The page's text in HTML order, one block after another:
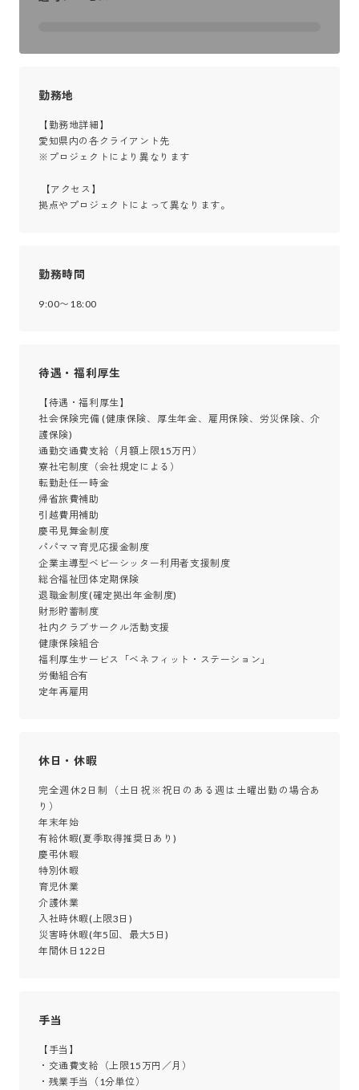
勤務地
【勤務地詳細】
愛知県内の各クライアント先
※プロジェクトにより異なります
拠点やプロジェクトによって異なります。
勤務時間
9:00〜18:00
待遇・福利厚生
【待遇・福利厚生】
社会保険完備 (健康保険、厚生年金、雇用保険、労災保険、介
護保険)
通勤交通費支給（月額上限15万円）
寮社宅制度（会社規定による）
転勤赴任一時金
帰省旅費補助
引越費用補助
慶弔見舞金制度
パパママ育児応援金制度
企業主導型ベビーシッター利用者支援制度
総合福祉団体定期保険
退職金制度(確定拠出年金制度)
財形貯蓄制度
社内クラブサークル活動支援
健康保険組合
福利厚生サービス「ベネフィット・ステーション」
労働組合有
定年再雇用
休日・休暇
完全週休2日制（土日祝※祝日のある週は土曜出勤の場合あ
り）
年末年始
有給休暇(夏季取得推奨日あり)
慶弔休暇
特別休暇
育児休業
介護休業
入社時休暇(上限3日)
災害時休暇(年5回、最大5日)
年間休日122日
手当
【手当】
・交通費支給（上限15万円／月）
・残業手当（1分単位）